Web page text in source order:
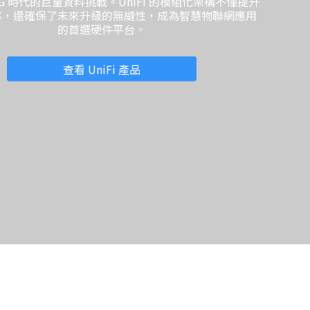
還確保了未來升級的無縫性，成為智慧物聯網應用
的首選硬件平台。
查看 UniFi 產品